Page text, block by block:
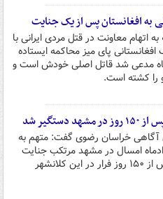
به افغانستان پس از یک جنایت
اتهام معاونت در قتل مردی ایرانی با
پای میز محاکمه ایستاده
مدعی شد قاتل اصلی خودش است و
را کشته است.
دستگیر شد
خراسان رضوی گفت: متهم به
امسال در مشهد مرتکب جنایت
شده بود، پس از ۱۵۰ روز فرار در این کلانشهر